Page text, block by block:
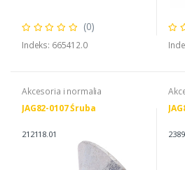
(0)
Indeks: 665412.0
Akcesoria i normalia
JAG82-0107 Śruba
212118.01